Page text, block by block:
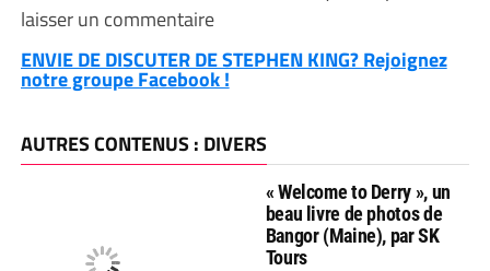
laisser un commentaire
ENVIE DE DISCUTER DE STEPHEN KING? Rejoignez
notre groupe Facebook !
AUTRES CONTENUS : DIVERS
« Welcome to Derry », un
beau livre de photos de
Bangor (Maine), par SK
Tours